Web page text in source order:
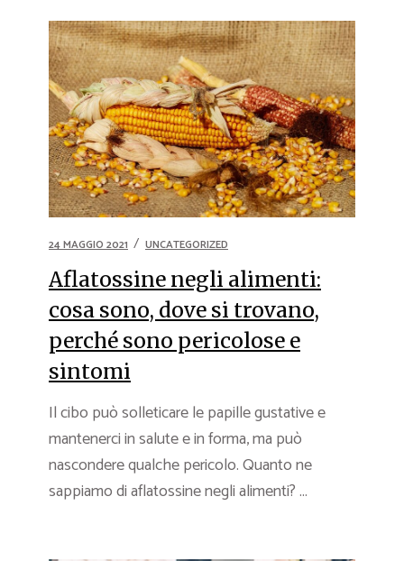
24 MAGGIO 2021 UNCATEGORIZED
Aflatossine negli alimenti:
cosa sono, dove si trovano,
perché sono pericolose e
sintomi
Il cibo può solleticare le papille gustative e
mantenerci in salute e in forma, ma può
nascondere qualche pericolo. Quanto ne
sappiamo di aflatossine negli alimenti? ...